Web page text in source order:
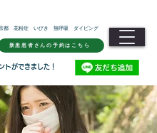
都 花粉症 いびき 無呼吸 ダイビング
新患患者さんの予約はこちら
トができました！